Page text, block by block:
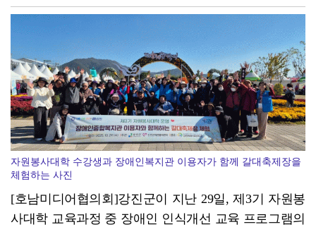
여수시, '오동도 모터보트' 전복…실종자 수색·가족 지...
장성군, 불법 하천 점용 '싹쓸이' 복구 착수
자원봉사대학 수강생과 장애인복지관 이용자가 함께 갈대축제장을
체험하는 사진
[호남미디어협의회]강진군이 지난 29일, 제3기 자원봉
사대학 교육과정 중 장애인 인식개선 교육 프로그램의